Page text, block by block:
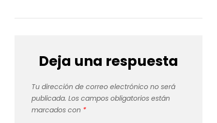
Deja una respuesta
Tu dirección de correo electrónico no será
publicada. Los campos obligatorios están
marcados con *